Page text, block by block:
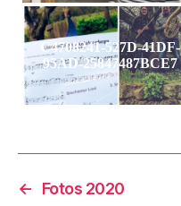
C4708241-527D-41DF-
95AD-25847487BCE7
←
Fotos 2020